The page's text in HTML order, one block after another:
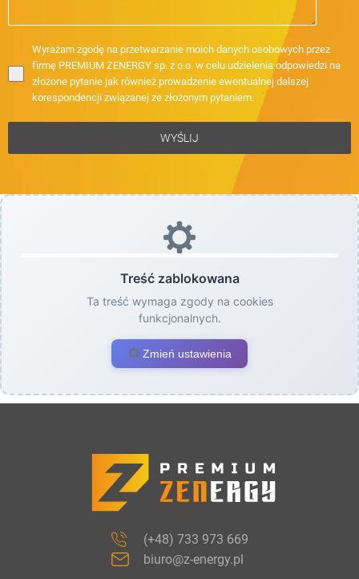
Wyrażam zgodę na przetwarzanie moich danych osobowych przez
firmę PREMIUM ZENERGY sp. z o.o. w celu udzielenia odpowiedzi na
złożone pytanie jak również prowadzenie ewentualnej dalszej
korespondencji związanej ze złożonym pytaniem.
WYŚLIJ
Treść zablokowana
Ta treść wymaga zgody na cookies
funkcjonalnych.
Zmień ustawienia
(+48) 733 973 669
biuro@z-energy.pl